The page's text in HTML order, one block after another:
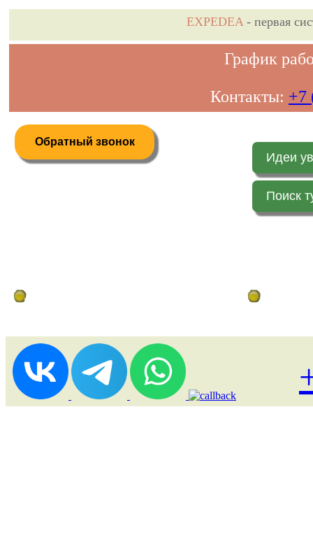
EXPEDEA- первая
График
Контакты: +7
Обратный звонок
Идеи
Поиск
Дистанционное бронирование туров